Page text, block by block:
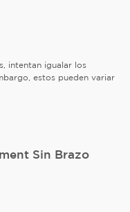
intentan igualar los
estos pueden variar
Sin Brazo